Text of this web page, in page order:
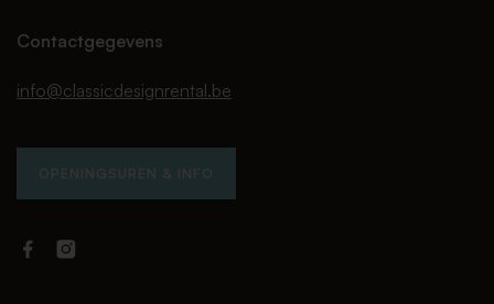
Contactgegevens
info@classicdesignrental.be
OPENINGSUREN & INFO
FacebookInstagram